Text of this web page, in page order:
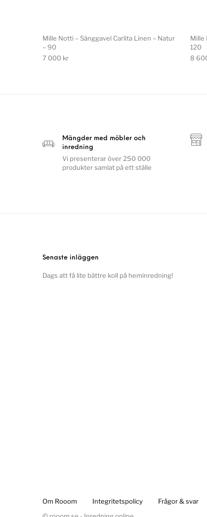
Mille Notti – Sänggavel Carlita Linen – Natur
– 90
7 000 kr
Mille
120
8
Mängder med möbler och
inredning
Vi presenterar över 250 000
produkter samlat på ett ställe
Senaste inläggen
Dags att få lite bättre koll på heminredning!
Om Rooom Integritetspolicy Frågor & svar